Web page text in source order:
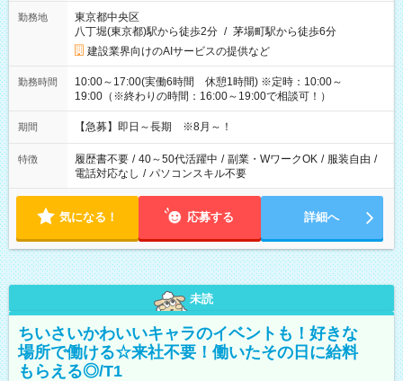
勤務地
東京都中央区
八丁堀(東京都)駅から徒歩2分 / 茅場町駅から徒歩6分
建設業界向けのAIサービスの提供など
勤務時間
10:00～17:00(実働6時間 休憩1時間) ※定時：10:00～
19:00（※終わりの時間：16:00～19:00で相談可！）
期間 【急募】即日～長期 ※8月～！
特徴 履歴書不要 / 40～50代活躍中 / 副業・WワークOK / 服装自由 /
電話対応なし / パソコンスキル不要
気になる！ 応募する 詳細へ
未読
ちいさいかわいいキャラのイベントも！好きな
場所で働ける☆来社不要！働いたその日に給料
もらえる◎/T1